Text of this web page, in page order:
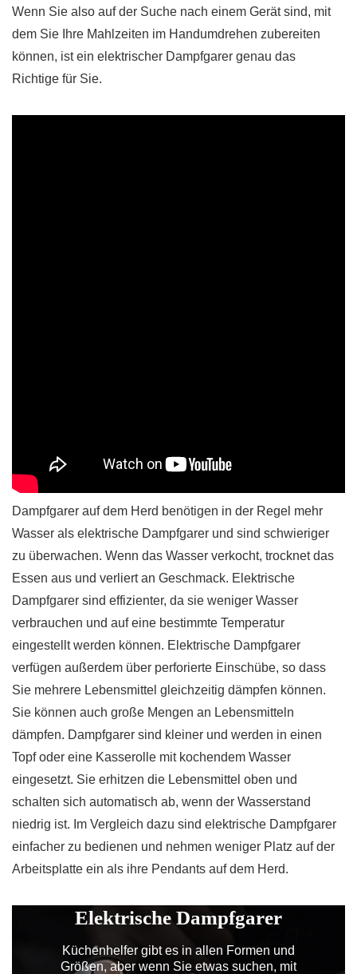
Wenn Sie also auf der Suche nach einem Gerät sind, mit
dem Sie Ihre Mahlzeiten im Handumdrehen zubereiten
können, ist ein elektrischer Dampfgarer genau das
Richtige für Sie.
Dampfgarer auf dem Herd benötigen in der Regel mehr
Wasser als elektrische Dampfgarer und sind schwieriger
zu überwachen. Wenn das Wasser verkocht, trocknet das
Essen aus und verliert an Geschmack. Elektrische
Dampfgarer sind effizienter, da sie weniger Wasser
verbrauchen und auf eine bestimmte Temperatur
eingestellt werden können. Elektrische Dampfgarer
verfügen außerdem über perforierte Einschübe, so dass
Sie mehrere Lebensmittel gleichzeitig dämpfen können.
Sie können auch große Mengen an Lebensmitteln
dämpfen. Dampfgarer sind kleiner und werden in einen
Topf oder eine Kasserolle mit kochendem Wasser
eingesetzt. Sie erhitzen die Lebensmittel oben und
schalten sich automatisch ab, wenn der Wasserstand
niedrig ist. Im Vergleich dazu sind elektrische Dampfgarer
einfacher zu bedienen und nehmen weniger Platz auf der
Arbeitsplatte ein als ihre Pendants auf dem Herd.
Elektrische Dampfgarer
Küchenhelfer gibt es in allen Formen und
Größen, aber wenn Sie etwas suchen, mit